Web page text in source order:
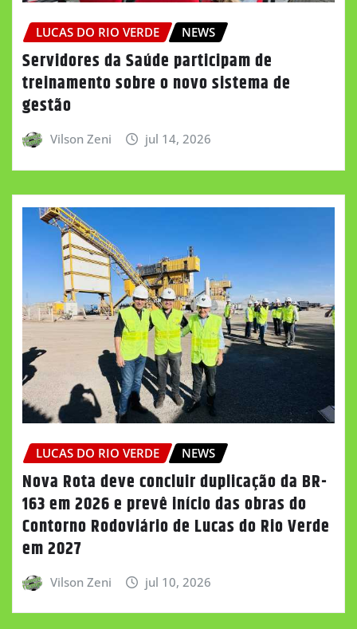
LUCAS DO RIO VERDE NEWS
Servidores da Saúde participam de
treinamento sobre o novo sistema de
gestão
Vilson Zeni jul 14, 2026
LUCAS DO RIO VERDE NEWS
Nova Rota deve concluir duplicação da BR-
163 em 2026 e prevê início das obras do
Contorno Rodoviário de Lucas do Rio Verde
em 2027
Vilson Zeni jul 10, 2026